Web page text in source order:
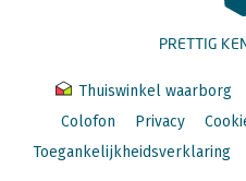
PRETTIG
Thuiswinkel waarborg
Colofon
Privacy
Toegankelijkheidsverklaring